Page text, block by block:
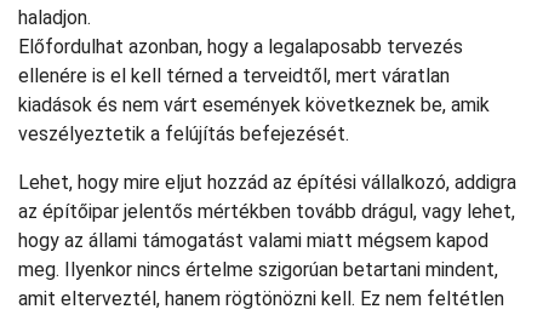
haladjon.
Előfordulhat azonban, hogy a legalaposabb tervezés
ellenére is el kell térned a terveidtől, mert váratlan
kiadások és nem várt események következnek be, amik
veszélyeztetik a felújítás befejezését.
Lehet, hogy mire eljut hozzád az építési vállalkozó, addigra
az építőipar jelentős mértékben tovább drágul, vagy lehet,
hogy az állami támogatást valami miatt mégsem kapod
meg. Ilyenkor nincs értelme szigorúan betartani mindent,
amit elterveztél, hanem rögtönözni kell. Ez nem feltétlen